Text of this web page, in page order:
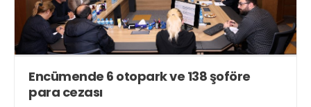
Encümende 6 otopark ve 138 şoföre
para cezası